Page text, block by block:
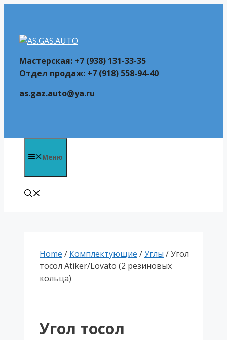
содержимому
Мастерская: +7 (938) 131-33-35
Отдел продаж: +7 (918) 558-94-40
as.gaz.auto@ya.ru
Меню
Home / Комплектующие /Углы / Угол
тосол Atiker/Lovato (2 резиновых
кольца)
Угол тосол